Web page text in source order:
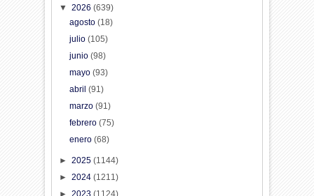
▼2026(639)
agosto (18)
julio (105)
junio (98)
mayo (93)
abril (91)
marzo (91)
febrero (75)
enero (68)
►2025(1144)
►2024(1211)